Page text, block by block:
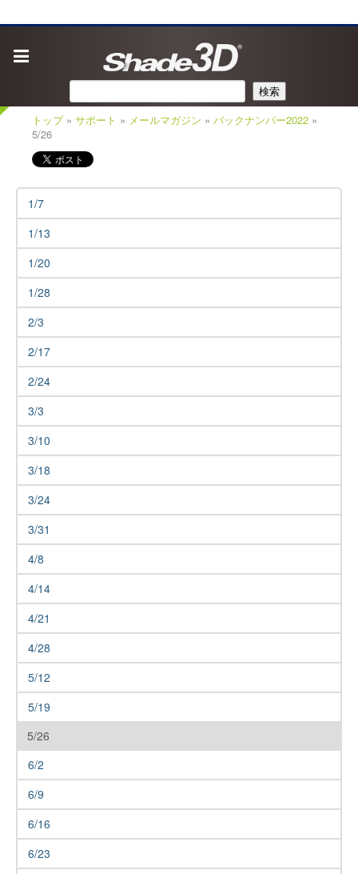
検索
トップ» サポート » メールマガジン » バックナンバー2022 »
5/26
1/7
1/13
1/20
1/28
2/3
2/17
2/24
3/3
3/10
3/18
3/24
3/31
4/8
4/14
4/21
4/28
5/12
5/19
5/26
6/2
6/9
6/16
6/23